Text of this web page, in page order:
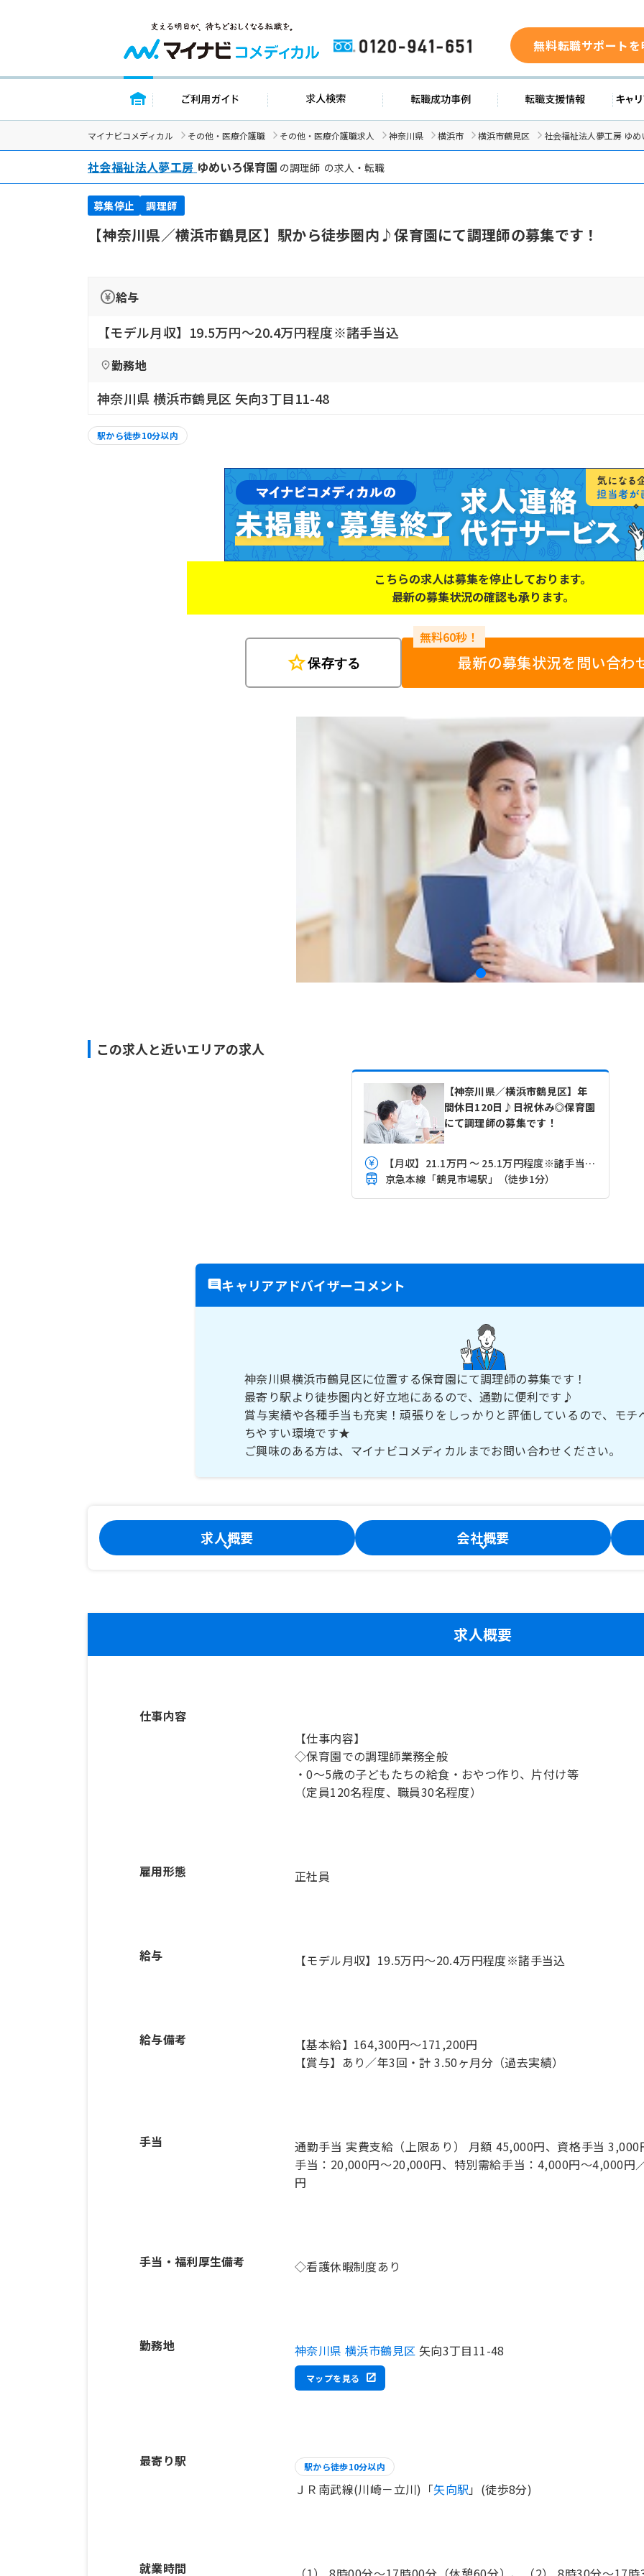
0120-941-651 無料転職サポート
トップページ ご利用ガイド 求人検索 転職成功事例 転職支
マイナビコメディカル その他・医療介護職 その他・医療介護職求人 神奈川県 横浜市 横浜市鶴見区 社会福祉法人夢工房 ゆ
社会福祉法人夢工房 ゆめいろ保育園 の調理師 の求人・転職
募集停止 調理師
【神奈川県／横浜市鶴見区】駅から徒歩圏内♪保育園にて調理師の募集です！
給与
【モデル月収】19.5万円〜20.4万円程度※諸手当込
勤務地
神奈川県 横浜市鶴見区 矢向3丁目11-48
駅から徒歩10分以内
こちらの求人は募集を停止しております。
最新の募集状況の確認も承ります。
star保存する 最新の募集状況を問い合わ
この求人と近いエリアの求人
【神奈川県／横浜市鶴見区】年
間休日120日♪日祝休み◎保育園
にて調理師の募集です！
【月収】21.1万円 ～ 25.1万円程度※諸手当込み
京急本線「鶴見市場駅」（徒歩1分）
キャリアアドバイザーコメント
神奈川県横浜市鶴見区に位置する保育園にて調理師の募集です！
最寄り駅より徒歩圏内と好立地にあるので、通勤に便利です♪
賞与実績や各種手当も充実！頑張りをしっかりと評価しているので、モチ
ちやすい環境です★
ご興味のある方は、マイナビコメディカルまでお問い合わせください。
求人概要 会社概要
求人概要
仕事内容
【仕事内容】
◇保育園での調理師業務全般
・0～5歳の子どもたちの給食・おやつ作り、片付け等
雇用形態 正社員
給与 【モデル月収】19.5万円〜20.4万円程度※諸手当込
給与備考
【基本給】164,300円～171,200円
【賞与】あり／年3回・計 3.50ヶ月分（過去実績）
手当
通勤手当 実費支給（上限あり） 月額 45,000円、資格手当
手当：20,000円～20,000円、特別需給手当：4,000円～4,000円
円
手当・福利厚生備考 ◇看護休暇制度あり
勤務地 神奈川県 横浜市鶴見区 矢向3丁目11-48
マップを見る
最寄り駅 駅から徒歩10分以内
ＪＲ南武線(川崎－立川)「矢向駅 」(徒歩8分)
就業時間